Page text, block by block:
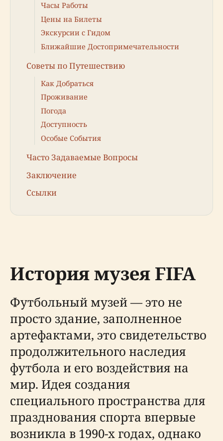
Часы Работы
Цены на Билеты
Экскурсии с Гидом
Ближайшие Достопримечательности
Советы по Путешествию
Как Добраться
Проживание
Погода
Доступность
Особые События
Часто Задаваемые Вопросы
Заключение
Ссылки
История музея FIFA
Футбольный музей — это не
просто здание, заполненное
артефактами, это свидетельство
продолжительного наследия
футбола и его воздействия на
мир. Идея создания
специального пространства для
празднования спорта впервые
возникла в 1990-х годах, однако